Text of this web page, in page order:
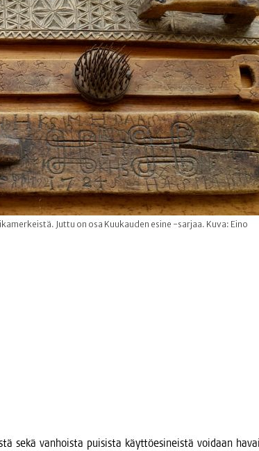
Juttu on osa Kuukauden esine -sarjaa. Kuva: Eino
sekä van­hois­ta pui­sis­ta käyt­tö­esi­neis­tä voi­daan